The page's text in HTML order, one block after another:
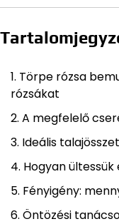
Törpe rózsa
rózsákat
A megfelelő
Ideális
Hogyan
Fényigény:
Öntözési